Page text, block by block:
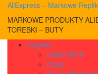
AliExpress – Markowe
MARKOWE PRODUKTY
TOREBKI – BUTY
Zegarki
Calvin Klein
Cluse